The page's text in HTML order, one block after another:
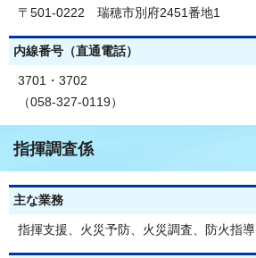
〒501-0222 瑞穂市別府2451番地1
内線番号（直通電話）
3701・3702
（058-327-0119）
指揮調査係
主な業務
指揮支援、火災予防、火災調査、防火指導